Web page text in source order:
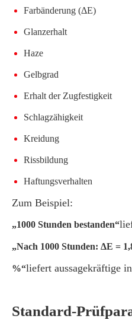
Farbänderung (ΔE)
Glanzerhalt
Haze
Gelbgrad
Erhalt der Zugfestigkeit
Schlagzähigkeit
Kreidung
Rissbildung
Haftungsverhalten
Zum Beispiel:
„1000 Stunden bestanden“
„Nach 1000 Stunden: ΔE =
%“liefert aussagekräftige
Standard-